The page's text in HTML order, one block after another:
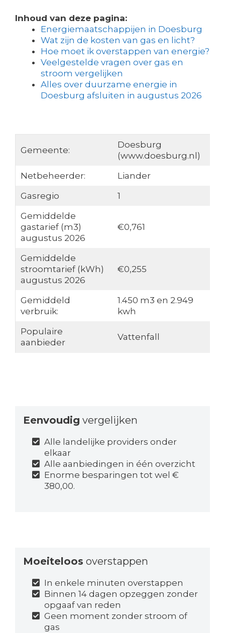
Inhoud van deze pagina:
Energiemaatschappijen in Doesburg
Wat zijn de kosten van gas en licht?
Hoe moet ik overstappen van energie?
Veelgestelde vragen over gas en
stroom vergelijken
Alles over duurzame energie in
Doesburg afsluiten in augustus 2026
Gemeente:
Doesburg
(www.doesburg.nl)
Netbeheerder:
Liander
Gasregio
1
Gemiddelde
gastarief (m3)
augustus 2026
€0,761
Gemiddelde
stroomtarief (kWh)
augustus 2026
€0,255
Gemiddeld
verbruik:
1.450 m3 en 2.949
kwh
Populaire
aanbieder
Vattenfall
Eenvoudig vergelijken
Alle landelijke providers onder
elkaar
Alle aanbiedingen in één overzicht
Enorme besparingen tot wel €
380,00.
Moeiteloos overstappen
In enkele minuten overstappen
Binnen 14 dagen opzeggen zonder
opgaaf van reden
Geen moment zonder stroom of
gas